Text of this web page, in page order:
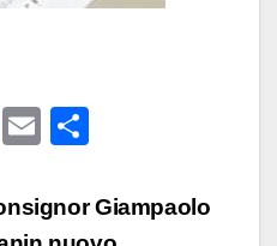
Li
E
ail n
Giampaolo